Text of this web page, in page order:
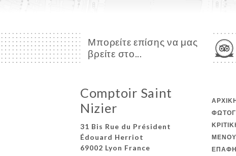
Μπορείτε επίσης να μας
βρείτε στο...
Comptoir Saint
Nizier
31 Bis Rue du Président
Édouard Herriot
69002 Lyon France
ΜΕΝΟΎ
ΕΠΑΦΉ